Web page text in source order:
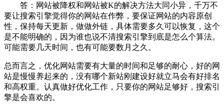
答：网站被降权和网站被K的解决方法大同小异，千万不
要让搜索引擎觉得你的网站在作弊，要保证网站的内容原创
性，保持每天更新，做做外链，具体需要多久可以恢复，这个
是不能明确的，因为谁也说不清搜索引擎到底是怎么个算法。
可能需要几天时间，也有可能要数月之久。
总而言之，优化网站需要有大量的时间和足够的耐心，好的网
站是慢慢养起来的，没有哪个新站刚建设好就立马会有好排名
和高权重。认真做好优化工作，只要你的网站足够好，搜索引
擎是会喜欢的。